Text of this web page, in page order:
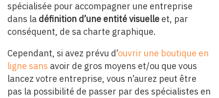
spécialisée pour accompagner une entreprise
dans la définition d’une entité visuelle et, par
conséquent, de sa charte graphique.
Cependant, si avez prévu d’ouvrir une boutique en
ligne sans avoir de gros moyens et/ou que vous
lancez votre entreprise, vous n’aurez peut être
pas la possibilité de passer par des spécialistes en